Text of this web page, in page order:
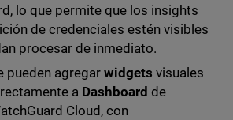
lo que permite que los insights
de credenciales estén visibles
procesar de inmediato.
pueden agregarwidgets visuales
a Dashboard de
Cloud, con